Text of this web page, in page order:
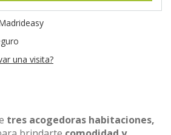
una visita?
tres acogedoras habitaciones,